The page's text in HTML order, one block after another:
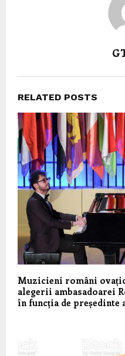
RELATED POSTS
Muzicieni români
alegerii ambasadoarei
în funcția de președinte